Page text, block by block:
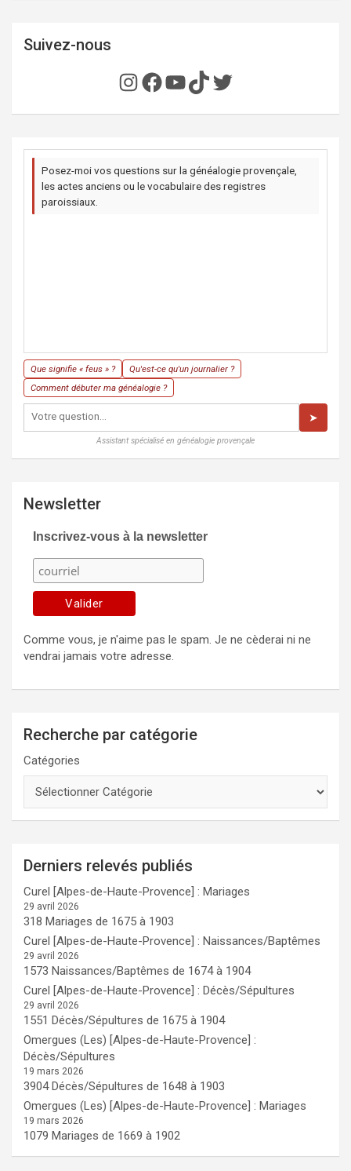
Suivez-nous
Instagram
Facebook
YouTube
TikTok
Twitter
Posez-moi vos questions sur la généalogie provençale,
les actes anciens ou le vocabulaire des registres
paroissiaux.
Que signifie « feus » ?
Qu'est-ce qu'un journalier ?
Comment débuter ma généalogie ?
➤
Assistant spécialisé en généalogie provençale
Newsletter
Inscrivez-vous à la newsletter
Comme vous, je n'aime pas le spam. Je ne cèderai ni ne
vendrai jamais votre adresse.
Recherche par catégorie
Catégories
Derniers relevés publiés
Curel [Alpes-de-Haute-Provence] : Mariages
29 avril 2026
318 Mariages de 1675 à 1903
Curel [Alpes-de-Haute-Provence] : Naissances/Baptêmes
29 avril 2026
1573 Naissances/Baptêmes de 1674 à 1904
Curel [Alpes-de-Haute-Provence] : Décès/Sépultures
29 avril 2026
1551 Décès/Sépultures de 1675 à 1904
Omergues (Les) [Alpes-de-Haute-Provence] :
Décès/Sépultures
19 mars 2026
3904 Décès/Sépultures de 1648 à 1903
Omergues (Les) [Alpes-de-Haute-Provence] : Mariages
19 mars 2026
1079 Mariages de 1669 à 1902